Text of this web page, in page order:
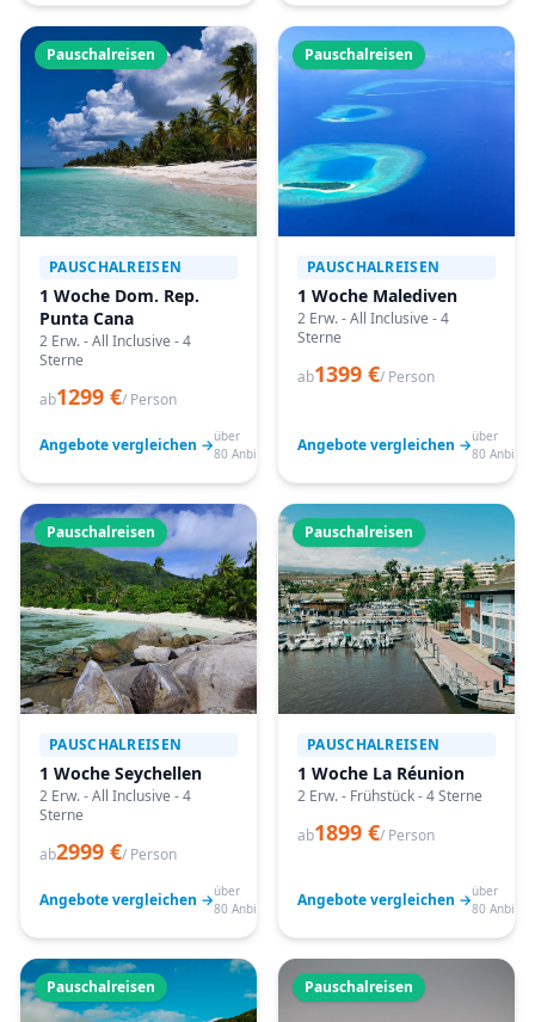
Pauschalreisen
PAUSCHALREISEN
1 Woche Dom. Rep.
Punta Cana
2 Erw. - All Inclusive - 4
Sterne
ab1299 €/ Person
Angebote vergleichen →über
80 Anbieter
Pauschalreisen
PAUSCHALREISEN
1 Woche Malediven
2 Erw. - All Inclusive - 4
Sterne
ab1399 €/ Person
Angebote vergleichen →über
80
Pauschalreisen
PAUSCHALREISEN
1 Woche Seychellen
2 Erw. - All Inclusive - 4
Sterne
ab2999 €/ Person
Angebote vergleichen →über
80 Anbieter
Pauschalreisen
PAUSCHALREISEN
1 Woche La Réunion
2 Erw. - Frühstück - 4 Sterne
ab1899 €/ Person
Angebote vergleichen →über
80
Pauschalreisen Pauschalreisen